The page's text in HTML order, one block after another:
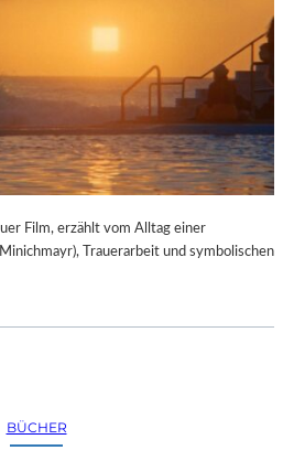
Film, erzählt vom Alltag einer
Trauerarbeit und symbolischen
BÜCHER